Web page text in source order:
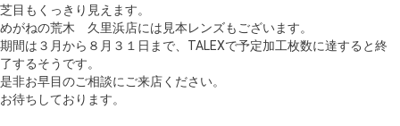
芝目もくっきり見えます。
めがねの荒木 久里浜店には見本レンズもございます。
期間は３月から８月３１日まで、TALEXで予定加工枚数に達すると終
了するそうです。
是非お早目のご相談にご来店ください。
お待ちしております。